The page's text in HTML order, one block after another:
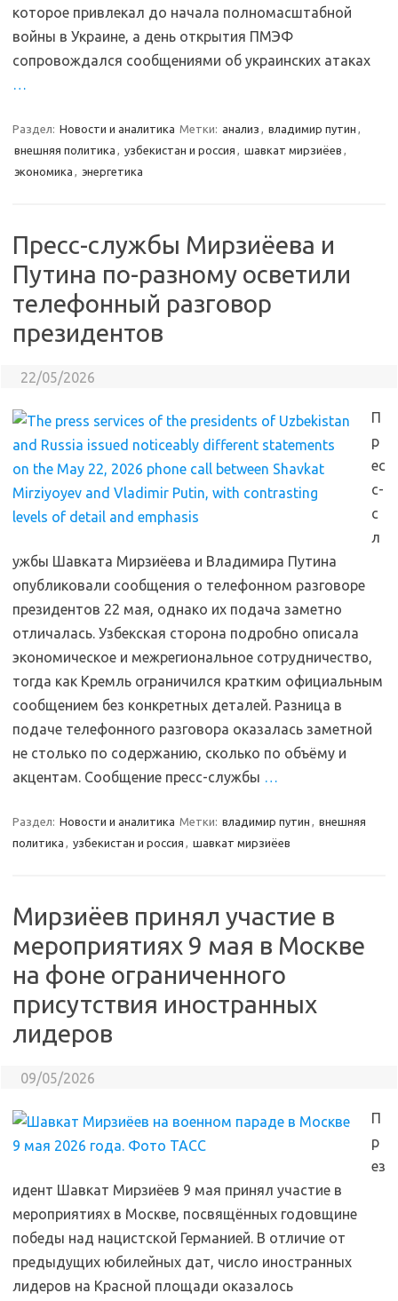
которое привлекал до начала полномасштабной
войны в Украине, а день открытия ПМЭФ
сопровождался сообщениями об украинских атаках
…
Раздел: Новости и аналитика Метки: анализ , владимир путин ,
внешняя политика , узбекистан и россия , шавкат мирзиёев ,
экономика , энергетика
Пресс-службы Мирзиёева и
Путина по-разному осветили
телефонный разговор
президентов
22/05/2026
П
р
ес
с-
с
л
ужбы Шавката Мирзиёева и Владимира Путина
опубликовали сообщения о телефонном разговоре
президентов 22 мая, однако их подача заметно
отличалась. Узбекская сторона подробно описала
экономическое и межрегиональное сотрудничество,
тогда как Кремль ограничился кратким официальным
сообщением без конкретных деталей. Разница в
подаче телефонного разговора оказалась заметной
не столько по содержанию, сколько по объёму и
акцентам. Сообщение пресс-службы …
Раздел: Новости и аналитика Метки: владимир путин , внешняя
политика , узбекистан и россия , шавкат мирзиёев
Мирзиёев принял участие в
мероприятиях 9 мая в Москве
на фоне ограниченного
присутствия иностранных
лидеров
09/05/2026
П
р
ез
идент Шавкат Мирзиёев 9 мая принял участие в
мероприятиях в Москве, посвящённых годовщине
победы над нацистской Германией. В отличие от
предыдущих юбилейных дат, число иностранных
лидеров на Красной площади оказалось